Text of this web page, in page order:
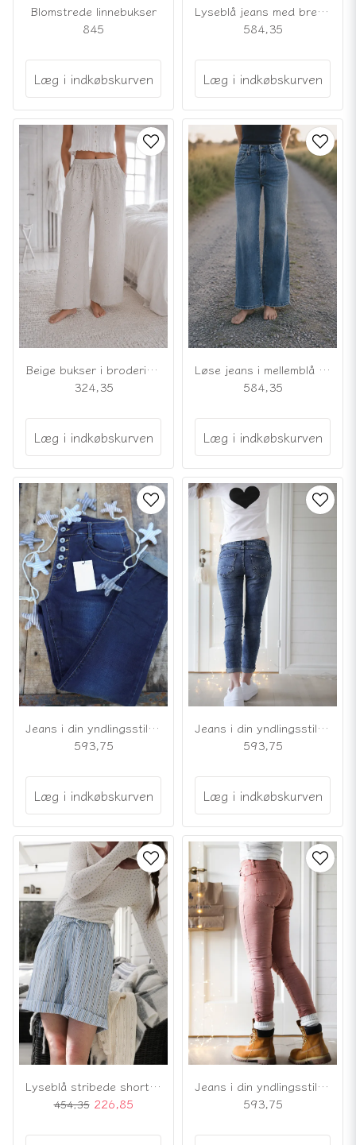
Blomstrede linnebukser
845
Læg i indkøbskurven
Lyseblå jeans med brede ben
584,35
Læg i indkøbskurven
Beige bukser i broderie anglaise
324,35
Læg i indkøbskurven
Løse jeans i mellemblå vask
584,35
Læg i indkøbskurven
Jeans i din yndlingsstil, mørkeblå
593,75
Læg i indkøbskurven
Jeans i din yndlingsstil, blå
593,75
Læg i indkøbskurven
Lyseblå stribede shorts i bomuld
454,35 226,85
Jeans i din yndlingsstil, vintage pink
593,75